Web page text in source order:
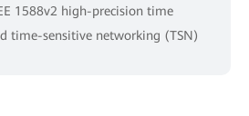
1588v2 high-precision time
time-sensitive networking (TSN)